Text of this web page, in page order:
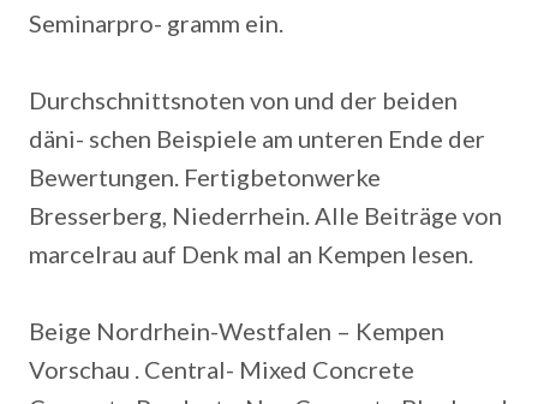
Seminarpro- gramm ein.
Durchschnittsnoten von und der beiden
däni- schen Beispiele am unteren Ende der
Bewertungen. Fertigbetonwerke
Bresserberg, Niederrhein. Alle Beiträge von
marcelrau auf Denk mal an Kempen lesen.
Beige Nordrhein-Westfalen – Kempen
Vorschau . Central- Mixed Concrete